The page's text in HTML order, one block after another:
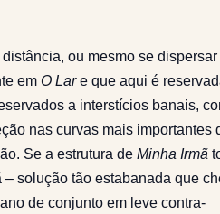
ou mesmo se dispersar
em O Lare que aqui é
a interstícios banais,
nas curvas mais importantes
Se a estrutura de Minha Irmã
solução tão estabanada que
de conjunto em leve contra-